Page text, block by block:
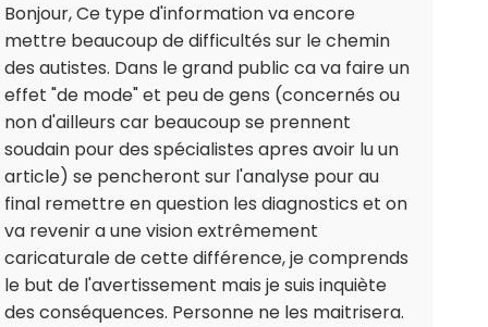
Bonjour, Ce type d'information va encore
mettre beaucoup de difficultés sur le chemin
des autistes. Dans le grand public ca va faire un
effet "de mode" et peu de gens (concernés ou
non d'ailleurs car beaucoup se prennent
soudain pour des spécialistes apres avoir lu un
article) se pencheront sur l'analyse pour au
final remettre en question les diagnostics et on
va revenir a une vision extrêmement
caricaturale de cette différence, je comprends
le but de l'avertissement mais je suis inquiète
des conséquences. Personne ne les maitrisera.